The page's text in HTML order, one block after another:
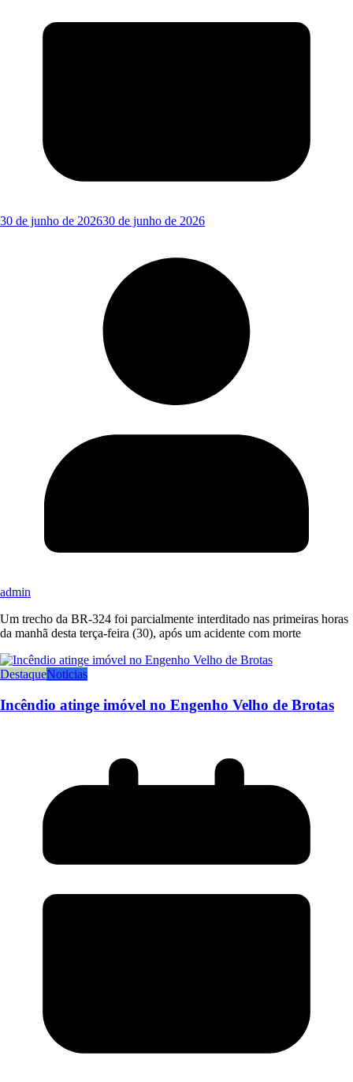
30 de junho de 202630 de junho de 2026
admin
Um trecho da BR-324 foi parcialmente interditado nas primeiras horas
da manhã desta terça-feira (30), após um acidente com morte
DestaqueNoticias
Incêndio atinge imóvel no Engenho Velho de Brotas